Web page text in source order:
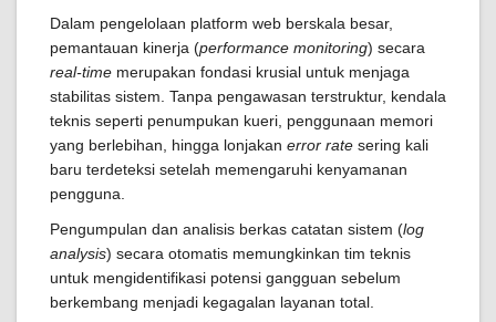
Dalam pengelolaan platform web berskala besar,
pemantauan kinerja (performance monitoring) secara
real-time merupakan fondasi krusial untuk menjaga
stabilitas sistem. Tanpa pengawasan terstruktur, kendala
teknis seperti penumpukan kueri, penggunaan memori
yang berlebihan, hingga lonjakan error rate sering kali
baru terdeteksi setelah memengaruhi kenyamanan
pengguna.
Pengumpulan dan analisis berkas catatan sistem (log
analysis) secara otomatis memungkinkan tim teknis
untuk mengidentifikasi potensi gangguan sebelum
berkembang menjadi kegagalan layanan total.